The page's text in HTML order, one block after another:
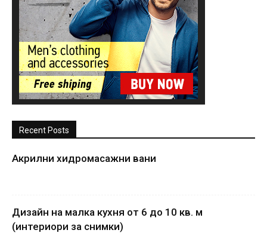
Recent Posts
Акрилни хидромасажни вани
Дизайн на малка кухня от 6 до 10 кв. м
(интериори за снимки)